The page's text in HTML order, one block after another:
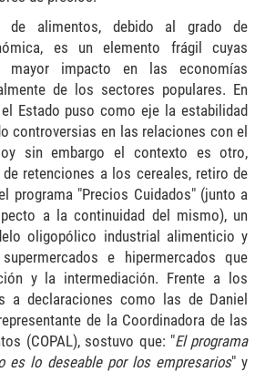
de alimentos, debido al grado de
es un elemento frágil cuyas
mayor impacto en las economías
de los sectores populares. En
Estado puso como eje la estabilidad
controversias en las relaciones con el
sin embargo el contexto es otro,
retenciones a los cereales, retiro de
programa "Precios Cuidados" (junto a
a la continuidad del mismo), un
oligopólico industrial alimenticio y
e hipermercados que
y la intermediación. Frente a los
a declaraciones como las de Daniel
de la Coordinadora de las
(COPAL), sostuvo que: "El programa
es lo deseable por los empresarios" y